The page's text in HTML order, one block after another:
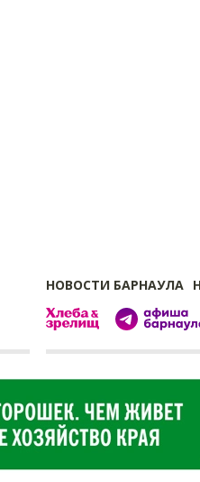
НОВОСТИ БАРНАУЛА